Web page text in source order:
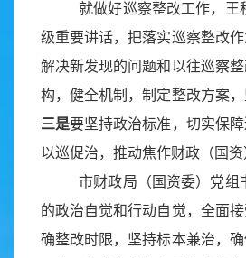
就做好巡察整改工作，王
级重要讲话，把落实巡察整改
解决新发现的问题和以往巡察整
构，健全机制，制定整改方案
三是要坚持政治标准，切实保
以巡促治，推动焦作财政（国资
市财政局（国资委）党组
的政治自觉和行动自觉，全面
确整改时限，坚持标本兼治，